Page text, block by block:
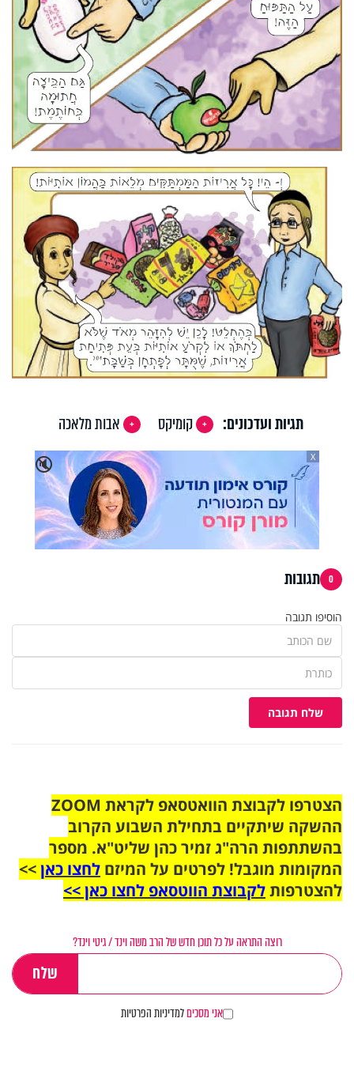
תגיות ועדכונים: קומיקס
אבות מלאכה
🔇
X
0 תגובות
הוסיפו תגובה
שלח תגובה
הצטרפו לקבוצת הוואטסאפ לקראת ZOOM
ההשקה שיתקיים בתחילת השבוע הקרוב
בהשתתפות הרה"ג זמיר כהן שליט"א. מספר
המקומות מוגבל! לפרטים על המיזם לחצו כאן>>
להצטרפותלקבוצת הווטסאפ לחצו כאן >>
רוצה התראה על כל תוכן חדש של הרב משה וינד / גיטי וינד?
אני מסכיםלמדיניות הפרטיות